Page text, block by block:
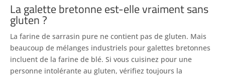
La galette bretonne est-elle vraiment sans
gluten ?
La farine de sarrasin pure ne contient pas de gluten. Mais
beaucoup de mélanges industriels pour galettes bretonnes
incluent de la farine de blé. Si vous cuisinez pour une
personne intolérante au gluten, vérifiez toujours la